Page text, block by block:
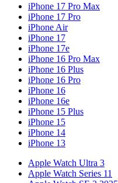
iPhone 17 Pro Max
iPhone 17 Pro
iPhone Air
iPhone 17
iPhone 17e
iPhone 16 Pro Max
iPhone 16 Plus
iPhone 16 Pro
iPhone 16
iPhone 16e
iPhone 15 Plus
iPhone 15
iPhone 14
iPhone 13
Apple Watch Ultra 3
Apple Watch Series 11